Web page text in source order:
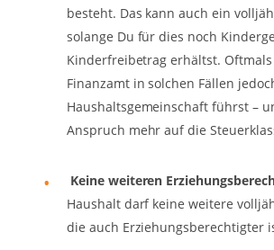
besteht. Das kann auch ein
solange Du für dies noch
Kinderfreibetrag erhältst.
Finanzamt in solchen Fällen
Haushaltsgemeinschaft führst –
Anspruch mehr auf die
Keine weiteren
Haushalt darf keine weitere
die auch Erziehungsberechtigter